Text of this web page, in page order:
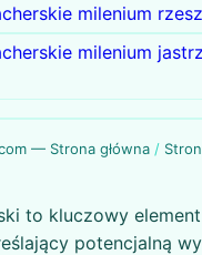
milenium
milenium
— Strona główna /
to kluczowy
potencjalną